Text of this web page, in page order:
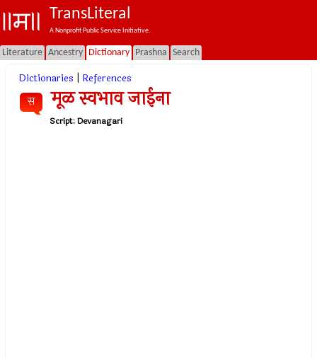
TransLiteral
A Nonprofit Public Service Initiative.
Literature Ancestry Dictionary Prashna Search
Dictionaries References
स मूळ स्वभाव जाईना
Script:Devanagari